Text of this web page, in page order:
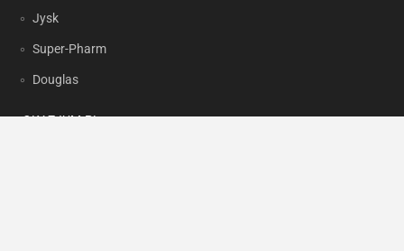
Jysk
Super-Pharm
Douglas
OKAZJUM.PL